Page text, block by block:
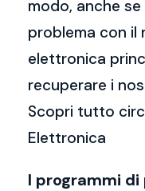
modo, anche
problema con
elettronica
recuperare i
Scopri tutto
Elettronica
I programmi